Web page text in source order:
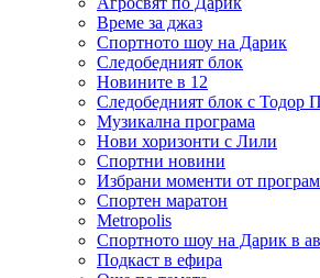
Време за джаз
Спортното шоу на Дарик
Следобедният блок
Новините в 12
Следобедният блок с Тодор
Музикална програма
Нови хоризонти с Лили
Спортни новини
Избрани моменти от
Спортен маратон
Metropolis
Спортното шоу на Дарик в
Подкаст в ефира